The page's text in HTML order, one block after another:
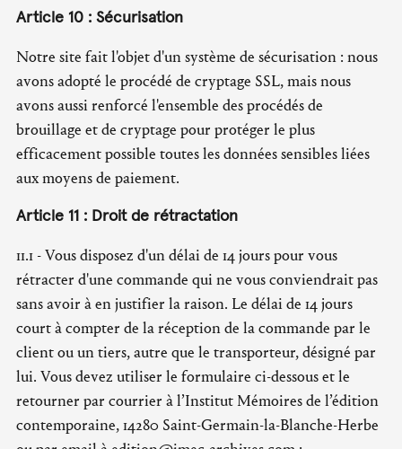
Article 10 : Sécurisation
Notre site fait l'objet d'un système de sécurisation : nous
avons adopté le procédé de cryptage SSL, mais nous
avons aussi renforcé l'ensemble des procédés de
brouillage et de cryptage pour protéger le plus
efficacement possible toutes les données sensibles liées
aux moyens de paiement.
Article 11 : Droit de rétractation
11.1 - Vous disposez d'un délai de 14 jours pour vous
rétracter d'une commande qui ne vous conviendrait pas
sans avoir à en justifier la raison. Le délai de 14 jours
court à compter de la réception de la commande par le
client ou un tiers, autre que le transporteur, désigné par
lui. Vous devez utiliser le formulaire ci-dessous et le
retourner par courrier à l’Institut Mémoires de l’édition
contemporaine, 14280 Saint-Germain-la-Blanche-Herbe